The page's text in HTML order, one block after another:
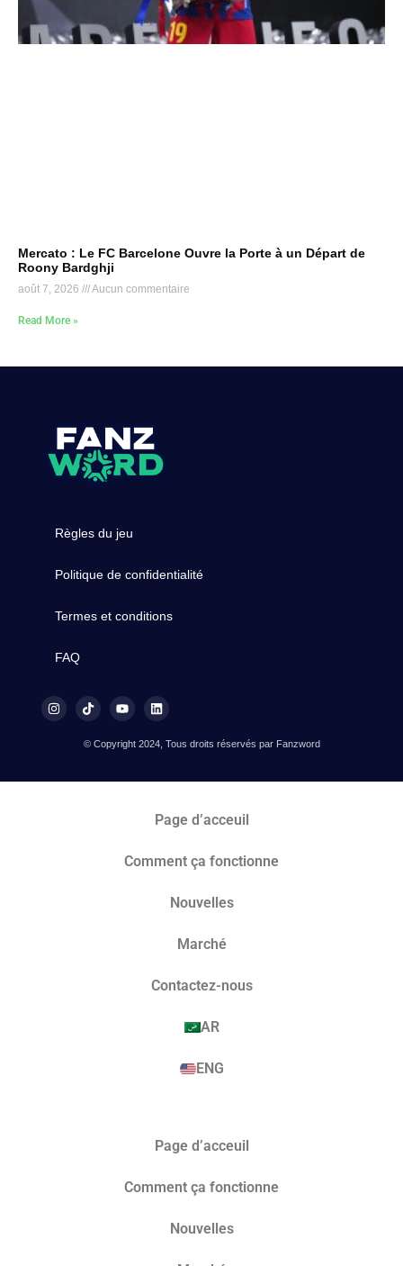
Mercato : Le FC Barcelone Ouvre la Porte à un Départ de
Roony Bardghji
août 7, 2026 Aucun commentaire
Read More »
Règles du jeu
Politique de confidentialité
Termes et conditions
FAQ
© Copyright 2024, Tous droits réservés par Fanzword
Page d’acceuil
Comment ça fonctionne
Nouvelles
Marché​
Contactez-nous
AR
ENG
Page d’acceuil
Comment ça fonctionne
Nouvelles